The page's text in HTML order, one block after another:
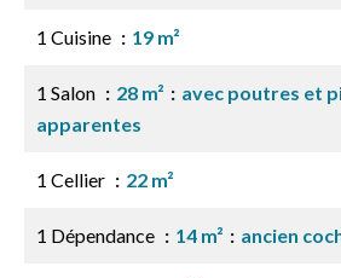
1 Cuisine 19 m²
1 Salon 28 m²
avec poutres et
apparentes
1 Cellier 22 m²
1 Dépendance 14 m² ancien